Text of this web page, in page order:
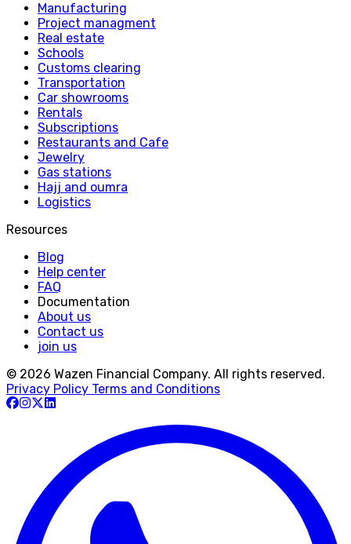
Manufacturing
Project managment
Real estate
Schools
Customs clearing
Transportation
Car showrooms
Rentals
Subscriptions
Restaurants and Cafe
Jewelry
Gas stations
Hajj and oumra
Logistics
Resources
Blog
Help center
FAQ
Documentation
About us
Contact us
join us
© 2026 Wazen Financial Company. All rights reserved.
Privacy Policy Terms and Conditions